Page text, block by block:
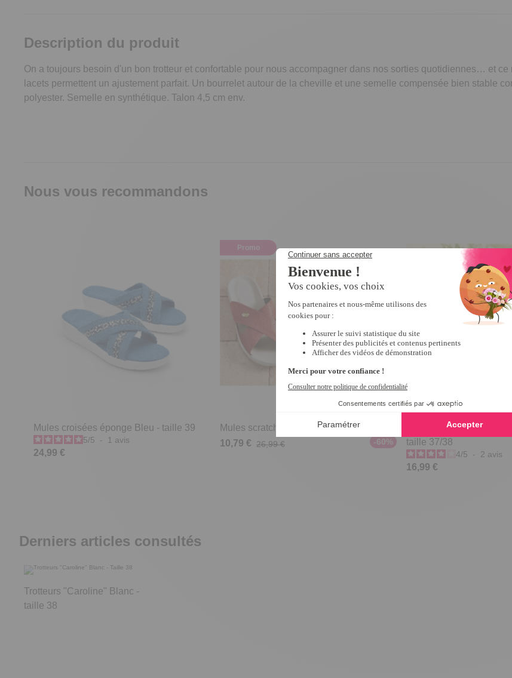
Description du produit
On a toujours besoin d'un bon trotteur et confortable pour nous accompagner dans nos sorties quotidiennes… et
lacets permettent un ajustement parfait. Un bourrelet autour de la cheville et une semelle compensée bien stable
polyester. Semelle en synthétique. Talon 4,5 cm env.
Nous vous recommandons
Mules croisées éponge Bleu - taille 39
5/5 - 1 avis
24,99 €
Promo
Mules scratchées Rouge - taille 39
10,79 € 26,99 € -60%
Lot de 2 paires de
taille 37/38
4/5 - 2 avis
16,99 €
Derniers articles consultés
Trotteurs "Caroline" Blanc -
taille 38